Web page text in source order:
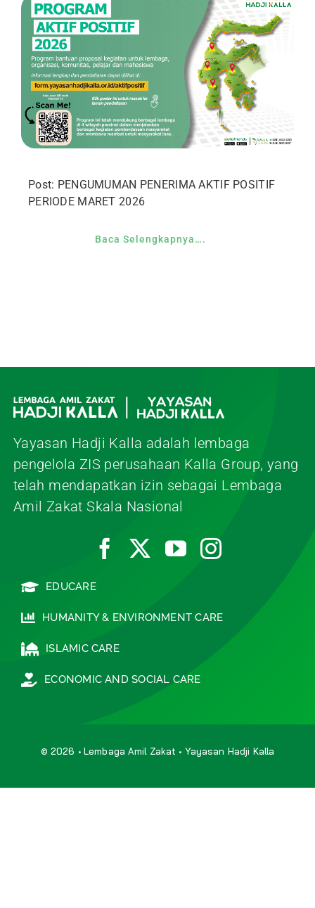
Post: PENGUMUMAN PENERIMA AKTIF POSITIF
PERIODE MARET 2026
Baca Selengkapnya….
Yayasan Hadji Kalla adalah lembaga
pengelola ZIS perusahaan Kalla Group, yang
telah mendapatkan izin sebagai Lembaga
Amil Zakat Skala Nasional
EDUCARE
HUMANITY & ENVIRONMENT CARE
ISLAMIC CARE
ECONOMIC AND SOCIAL CARE
© 2026 • Lembaga Amil Zakat • Yayasan Hadji Kalla